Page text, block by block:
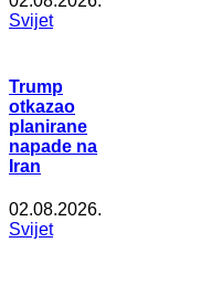
Svijet
Trump
otkazao
planirane
napade na
Iran
02.08.2026.
Svijet